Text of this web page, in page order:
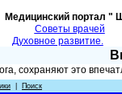
Медицинский
Советы врачей
Духовное развитие.
сохраняют это
Поиск